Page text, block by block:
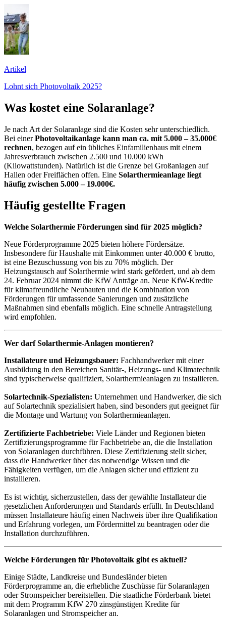
Artikel
Lohnt sich Photovoltaik 2025?
Was kostet eine Solaranlage?
Je nach Art der Solaranlage sind die Kosten sehr unterschiedlich.
Bei einerPhotovoltaikanlage kann man ca. mit 5.000 – 35.000€
rechnen, bezogen auf ein übliches Einfamilienhaus mit einem
Jahresverbrauch zwischen 2.500 und 10.000 kWh
(Kilowattstunden). Natürlich ist die Grenze bei Großanlagen auf
Hallen oder Freiflächen offen. Eine Solarthermieanlage liegt
häufig zwischen 5.000 – 19.000€.
Häufig gestellte Fragen
Welche Solarthermie Förderungen sind für 2025 möglich?
Neue Förderprogramme 2025 bieten höhere Fördersätze.
Insbesondere für Haushalte mit Einkommen unter 40.000 € brutto,
ist eine Bezuschussung von bis zu 70% möglich. Der
Heizungstausch auf Solarthermie wird stark gefördert, und ab dem
24. Februar 2024 nimmt die KfW Anträge an. Neue KfW-Kredite
für klimafreundliche Neubauten und die Kombination von
Förderungen für umfassende Sanierungen und zusätzliche
Maßnahmen sind ebenfalls möglich. Eine schnelle Antragstellung
wird empfohlen.
Wer darf Solarthermie-Anlagen montieren?
Installateure und Heizungsbauer: Fachhandwerker mit einer
Ausbildung in den Bereichen Sanitär-, Heizungs- und Klimatechnik
sind typischerweise qualifiziert, Solarthermieanlagen zu installieren.
Solartechnik-Spezialisten: Unternehmen und Handwerker, die sich
auf Solartechnik spezialisiert haben, sind besonders gut geeignet für
die Montage und Wartung von Solarthermieanlagen.
Zertifizierte Fachbetriebe: Viele Länder und Regionen bieten
Zertifizierungsprogramme für Fachbetriebe an, die die Installation
von Solaranlagen durchführen. Diese Zertifizierung stellt sicher,
dass die Handwerker über das notwendige Wissen und die
Fähigkeiten verfügen, um die Anlagen sicher und effizient zu
installieren.
Es ist wichtig, sicherzustellen, dass der gewählte Installateur die
gesetzlichen Anforderungen und Standards erfüllt. In Deutschland
müssen Installateure häufig einen Nachweis über ihre Qualifikation
und Erfahrung vorlegen, um Fördermittel zu beantragen oder die
Installation durchzuführen.
Welche Förderungen für Photovoltaik gibt es aktuell?
Einige Städte, Landkreise und Bundesländer bieten
Förderprogramme an, die erhebliche Zuschüsse für Solaranlagen
oder Stromspeicher bereitstellen. Die staatliche Förderbank bietet
mit dem Programm KfW 270 zinsgünstigen Kredite für
Solaranlagen und Stromspeicher an.